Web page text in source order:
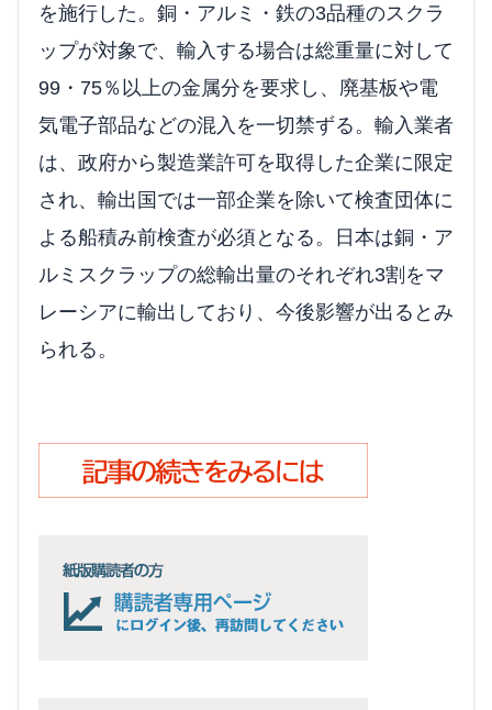
を施行した。銅・アルミ・鉄の3品種のスクラ
ップが対象で、輸入する場合は総重量に対して
99・75％以上の金属分を要求し、廃基板や電
気電子部品などの混入を一切禁ずる。輸入業者
は、政府から製造業許可を取得した企業に限定
され、輸出国では一部企業を除いて検査団体に
よる船積み前検査が必須となる。日本は銅・ア
ルミスクラップの総輸出量のそれぞれ3割をマ
レーシアに輸出しており、今後影響が出るとみ
られる。